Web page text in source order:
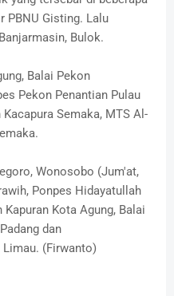
PBNU Gisting. Lalu
Bulok.
Balai Pekon
Pekon Penantian Pulau
Semaka, MTS Al-
Wonosobo (Jum'at,
Ponpes Hidayatullah
Kota Agung, Balai
dan
(Firwanto)